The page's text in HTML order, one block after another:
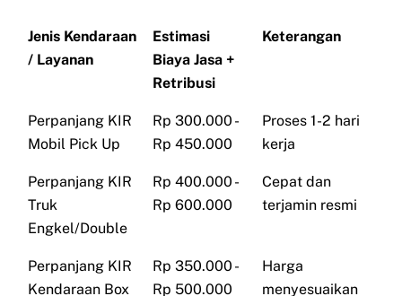
Jenis Kendaraan
/ Layanan
Estimasi
Biaya Jasa +
Retribusi
Keterangan
Perpanjang KIR
Mobil Pick Up
Rp 300.000 -
Rp 450.000
Proses 1-2 hari
kerja
Perpanjang KIR
Truk
Engkel/Double
Rp 400.000 -
Rp 600.000
Cepat dan
terjamin resmi
Perpanjang KIR
Kendaraan Box
Rp 350.000 -
Rp 500.000
Harga
menyesuaikan